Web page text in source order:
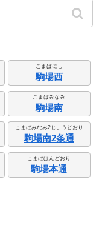
こまばにし
駒場西
こまばみなみ
駒場南
こまばみなみ2じょうどおり
駒場南2条通
こまばほんどおり
駒場本通